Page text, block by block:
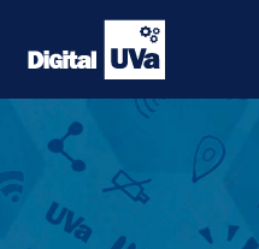
Saltar
contenido